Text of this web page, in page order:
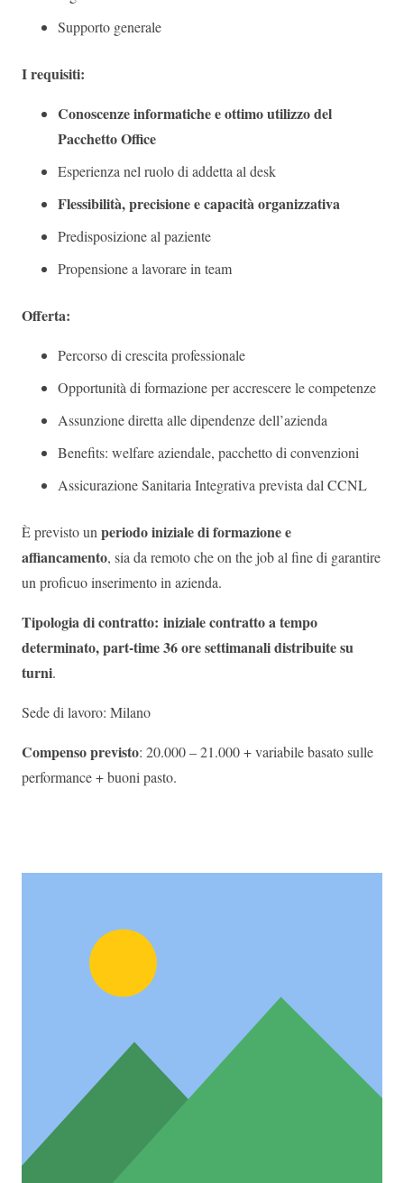
Supporto generale
I requisiti:
Conoscenze informatiche e ottimo utilizzo del
Pacchetto Office
Esperienza nel ruolo di addetta al desk
Flessibilità, precisione e capacità organizzativa
Predisposizione al paziente
Propensione a lavorare in team
Offerta:
Percorso di crescita professionale
Opportunità di formazione per accrescere le competenze
Assunzione diretta alle dipendenze dell’azienda
Benefits: welfare aziendale, pacchetto di convenzioni
Assicurazione Sanitaria Integrativa prevista dal CCNL
È previsto un periodo iniziale di formazione e
affiancamento, sia da remoto che on the job al fine di garantire
un proficuo inserimento in azienda.
Tipologia di contratto: iniziale contratto a tempo
determinato, part-time 36 ore settimanali distribuite su
turni.
Sede di lavoro: Milano
Compenso previsto: 20.000 – 21.000 + variabile basato sulle
performance + buoni pasto.